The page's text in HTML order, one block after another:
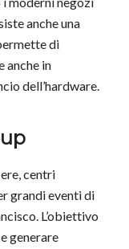
anche una
di
anche in
dell’hardware.
centri
grandi eventi di
L’obiettivo
generare